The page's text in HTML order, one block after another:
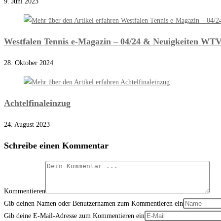
Westfalen Tennis e-Magazin – 04/24 & Neuigkeiten
28. Oktober 2024
Achtelfinaleinzug
24. August 2023
Schreibe einen Kommentar
Kommentieren
Gib deinen Namen oder Benutzernamen zum Kommentieren ein
Gib deine E-Mail-Adresse zum Kommentieren ein